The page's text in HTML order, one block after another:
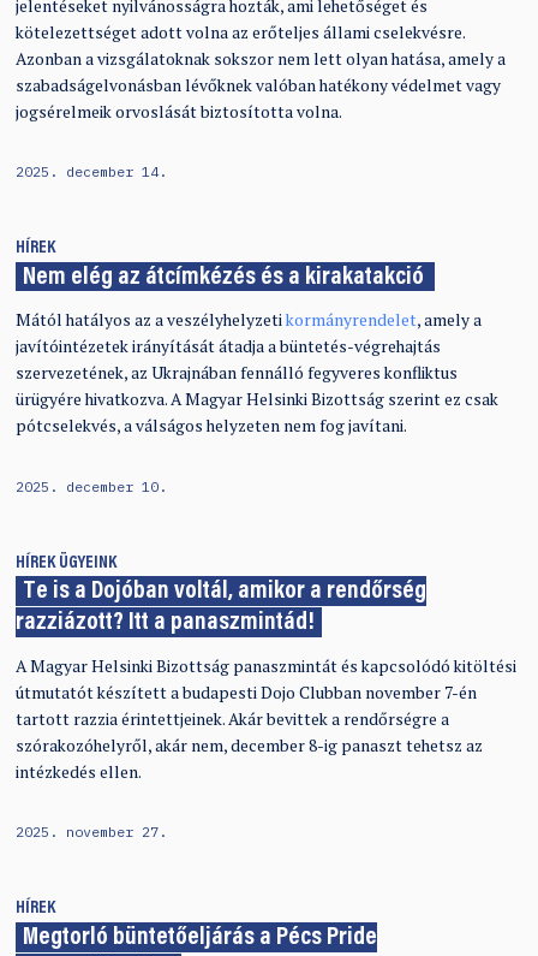
jelentéseket nyilvánosságra hozták, ami lehetőséget és
kötelezettséget adott volna az erőteljes állami cselekvésre.
Azonban a vizsgálatoknak sokszor nem lett olyan hatása, amely a
szabadságelvonásban lévőknek valóban hatékony védelmet vagy
jogsérelmeik orvoslását biztosította volna.
2025. december 14.
HÍREK
Nem elég az átcímkézés és a kirakatakció
Mától hatályos az a veszélyhelyzetikormányrendelet, amely a
javítóintézetek irányítását átadja a büntetés-végrehajtás
szervezetének, az Ukrajnában fennálló fegyveres konfliktus
ürügyére hivatkozva. A Magyar Helsinki Bizottság szerint ez csak
pótcselekvés, a válságos helyzeten nem fog javítani.
2025. december 10.
HÍREK ÜGYEINK
Te is a Dojóban voltál, amikor a rendőrség
razziázott? Itt a panaszmintád!
A Magyar Helsinki Bizottság panaszmintát és kapcsolódó kitöltési
útmutatót készített a budapesti Dojo Clubban november 7-én
tartott razzia érintettjeinek. Akár bevittek a rendőrségre a
szórakozóhelyről, akár nem,december 8-ig panaszt tehetsz az
intézkedés ellen.
2025. november 27.
HÍREK
Megtorló büntetőeljárás a Pécs Pride